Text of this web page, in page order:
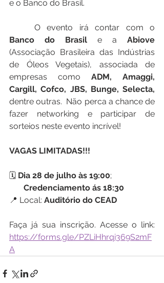
e o Banco do Brasil.
Banco do Brasil e a Abiove
(Associação Brasileira das Indústrias
de Óleos Vegetais), associada de
empresas como ADM, Amaggi,
Cargill, Cofco, JBS, Bunge, Selecta,
dentre outras.  Não perca a chance de
fazer networking e participar de
sorteios neste evento incrível!
VAGAS LIMITADAS!!!
🗓️ Dia 28 de julho às 19:00;
       Credenciamento ás 18:30
📍 Local: Auditório do CEAD
https://forms.gle/PZLiHhrqi369S2mF
A